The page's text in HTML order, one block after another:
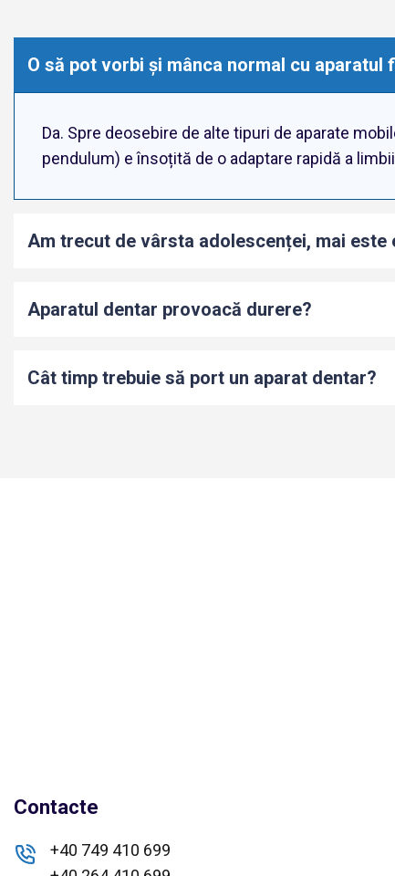
O să pot vorbi și mânca normal cu aparatul
Da. Spre deosebire de alte tipuri de aparate
pendulum) e însoțită de o adaptare rapidă a
Am trecut de vârsta adolescenței, mai este
Aparatul dentar provoacă durere?
Cât timp trebuie să port un aparat dentar?
Contacte
+40 749 410 699